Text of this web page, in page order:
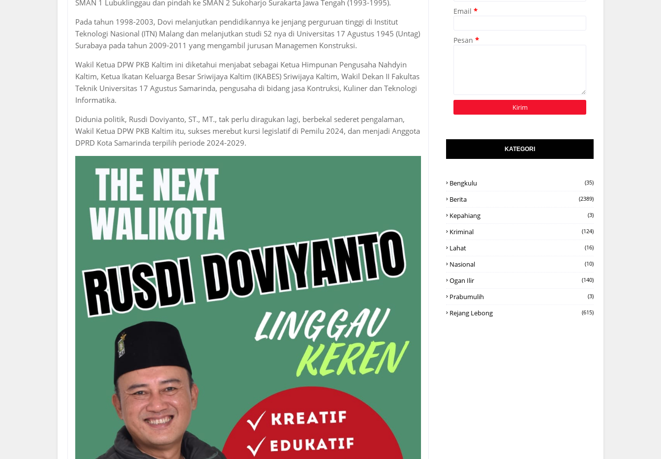
SMAN 1 Lubuklinggau dan pindah ke SMAN 2 Sukoharjo Surakarta Jawa Tengah (1993-1995).
Pada tahun 1998-2003, Dovi melanjutkan pendidikannya ke jenjang perguruan tinggi di Institut
Teknologi Nasional (ITN) Malang dan melanjutkan studi S2 nya di Universitas 17 Agustus 1945 (Untag)
Surabaya pada tahun 2009-2011 yang mengambil jurusan Managemen Konstruksi.
Wakil Ketua DPW PKB Kaltim ini diketahui menjabat sebagai Ketua Himpunan Pengusaha Nahdyin
Kaltim, Ketua Ikatan Keluarga Besar Sriwijaya Kaltim (IKABES) Sriwijaya Kaltim, Wakil Dekan II Fakultas
Teknik Universitas 17 Agustus Samarinda, pengusaha di bidang jasa Kontruksi, Kuliner dan Teknologi
Informatika.
Didunia politik, Rusdi Doviyanto, ST., MT., tak perlu diragukan lagi, berbekal sederet pengalaman,
Wakil Ketua DPW PKB Kaltim itu, sukses merebut kursi legislatif di Pemilu 2024, dan menjadi Anggota
DPRD Kota Samarinda terpilih periode 2024-2029.
Email *
Pesan *
KATEGORI
Bengkulu (35)
Berita (2389)
Kepahiang (3)
Kriminal (124)
Lahat (16)
Nasional (10)
Ogan Ilir (140)
Prabumulih (3)
Rejang Lebong (615)